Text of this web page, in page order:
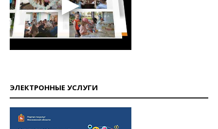
ЭЛЕКТРОННЫЕ УСЛУГИ